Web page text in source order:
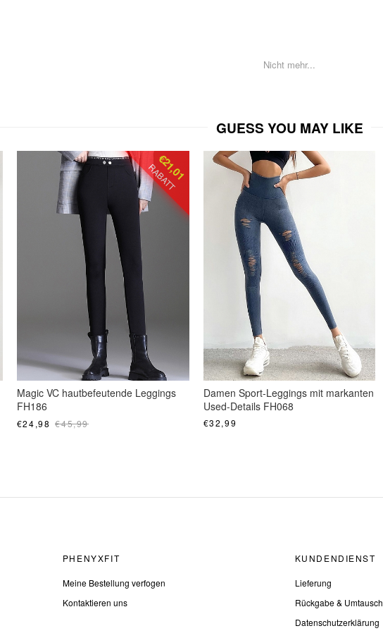
Nicht mehr...
GUESS YOU MAY LIKE
€21,01
RABATT
Magic VC hautbefeutende Leggings
FH186
€24,98 €45,99
Damen Sport-Leggings mit markanten
Used-Details FH068
€32,99
PHENYXFIT
Meine Bestellung verfogen
Kontaktieren uns
KUNDENDIENST
Lieferung
Rückgabe & Umtausch
Datenschutzerklärung